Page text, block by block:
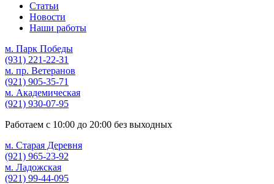
Статьи
Новости
Наши работы
м. Парк Победы
(931) 221-22-31
м. пр. Ветеранов
(921) 905-35-71
м. Академическая
(921) 930-07-95
Работаем с 10:00 до 20:00 без выходных
м. Старая Деревня
(921) 965-23-92
м. Ладожская
(921) 99-44-095